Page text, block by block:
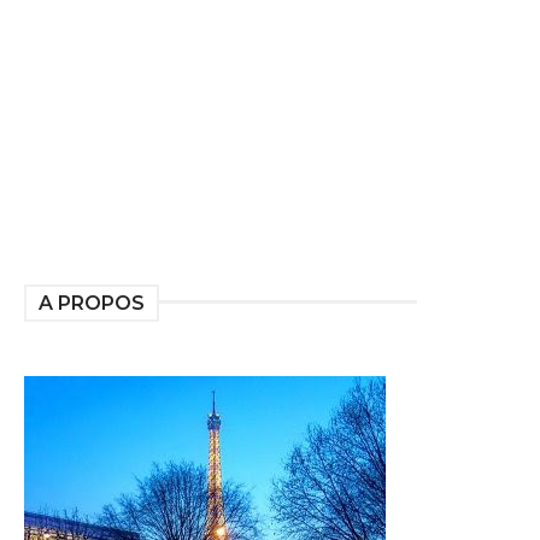
A PROPOS